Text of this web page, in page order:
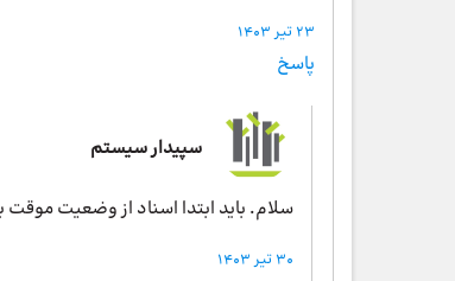
23 تیر 1403
پاسخ
سپیدار سیستم
سلام. باید ابتدا اسناد از وضعیت
30 تیر 1403